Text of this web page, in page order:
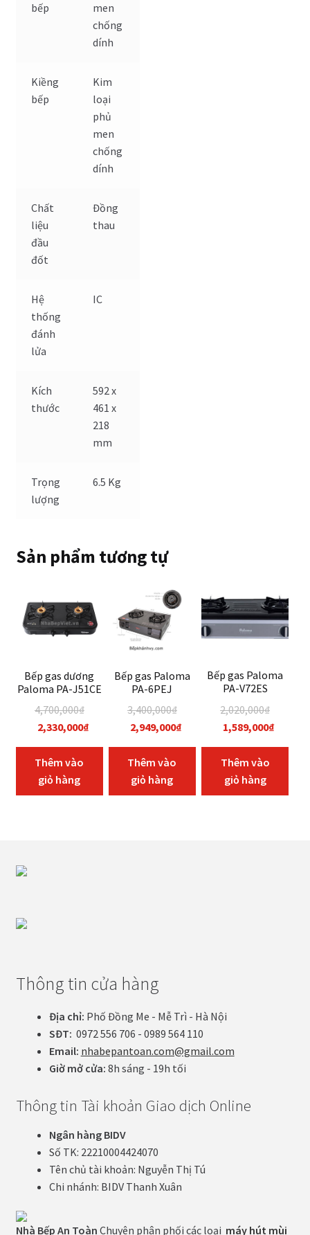
bếp
men
chống
dính
Kiềng
bếp
Kim
loại
phủ
men
chống
dính
Chất
liệu
đầu
đốt
Đồng
thau
Hệ
thống
đánh
lửa
IC
Kích
thước
592 x
461 x
218
mm
Trọng
lượng
6.5 Kg
Sản phẩm tương tự
Bếp gas dương
Paloma PA-J51CE
4,700,000₫
Original
price
was:
4,700,000₫.
2,330,000₫Current
price
2,330,000₫.
Thêm vào
giỏ hàng
Bếp gas Paloma
PA-6PEJ
3,400,000₫
Original
price
was:
3,400,000₫.
2,949,000₫Current
price
2,949,000₫.
Thêm vào
giỏ hàng
Bếp gas Paloma
PA-V72ES
2,020,000₫
Original
was:
2,020,000₫.
1,589,000₫Current
Thêm vào
giỏ hàng
Thông tin cửa hàng
Địa chỉ: Phố Đồng Me - Mễ Trì - Hà Nội
SĐT: 0972 556 706 - 0989 564 110
Email: nhabepantoan.com@gmail.com
Giờ mở cửa: 8h sáng - 19h tối
Thông tin Tài khoản Giao dịch Online
Ngân hàng BIDV
Số TK: 22210004424070
Tên chủ tài khoản: Nguyễn Thị Tú
Chi nhánh: BIDV Thanh Xuân
Nhà Bếp An Toàn Chuyên phân phối các loại máy hút mùi